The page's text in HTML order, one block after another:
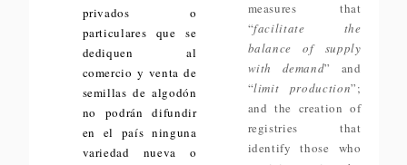
privados o
particulares que se
dediquen al
comercio y venta de
semillas de algodón
no podrán difundir
en el país ninguna
variedad nueva o
measures that
“facilitate the
balance of supply
with demand” and
“limit production”;
and the creation of
registries that
identify those who